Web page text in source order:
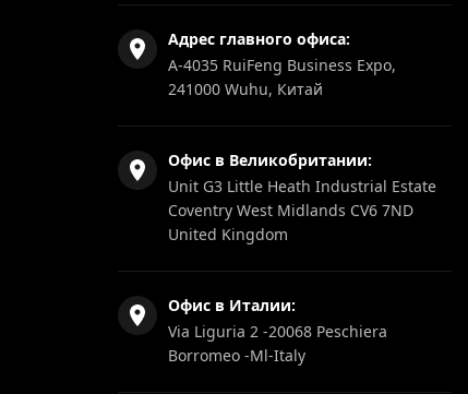
Адрес главного офиса:
A-4035 RuiFeng Business Expo,
241000 Wuhu, Китай
Офис в Великобритании:
Unit G3 Little Heath Industrial Estate
Coventry West Midlands CV6 7ND
United Kingdom
Офис в Италии:
Via Liguria 2 -20068 Peschiera
Borromeo -Ml-Italy